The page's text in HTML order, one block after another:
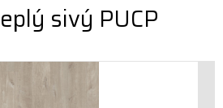
sivý PUCP